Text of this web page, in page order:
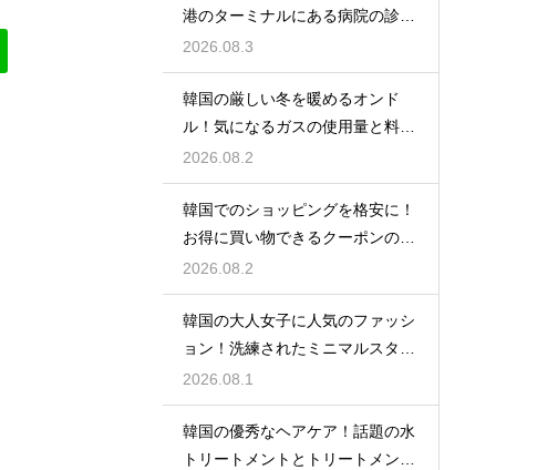
港のターミナルにある病院の診療
時間
2026.08.3
韓国の厳しい冬を暖めるオンド
ル！気になるガスの使用量と料金
の目安
2026.08.2
韓国でのショッピングを格安に！
お得に買い物できるクーポンの賢
い探し方
2026.08.2
韓国の大人女子に人気のファッシ
ョン！洗練されたミニマルスタイ
ルの特徴
2026.08.1
韓国の優秀なヘアケア！話題の水
トリートメントとトリートメント